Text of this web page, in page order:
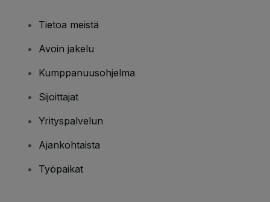
Tietoa meistä
Avoin jakelu
Kumppanuusohjelma
Sijoittajat
Yrityspalvelun
Ajankohtaista
Työpaikat